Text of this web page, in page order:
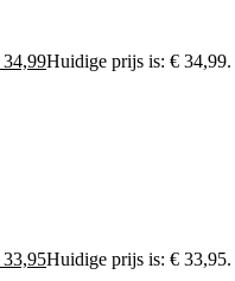
34,99Huidige prijs is: € 34,99.
33,95Huidige prijs is: € 33,95.